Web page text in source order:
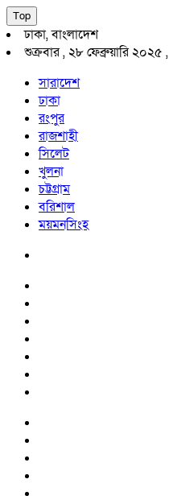
Top
ঢাকা, বাংলাদেশ
শুক্রবার , ২৮ ফেব্রুয়ারি ২০২৫ ,
সারাদেশ
ঢাকা
রংপুর
রাজশাহী
সিলেট
খুলনা
চট্টগ্রাম
বরিশাল
ময়মনসিংহ